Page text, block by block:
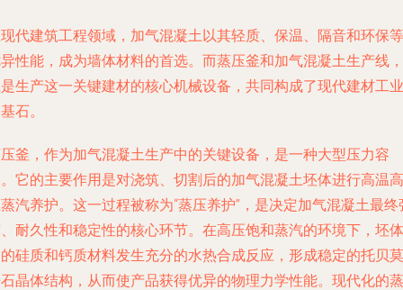
代建筑工程领域，加气混凝土以其轻质、保温、隔音和环保等
性能，成为墙体材料的首选。而蒸压釜和加气混凝土生产线，
生产这一关键建材的核心机械设备，共同构成了现代建材工业
石。
釜，作为加气混凝土生产中的关键设备，是一种大型压力容
它的主要作用是对浇筑、切割后的加气混凝土坯体进行高温高
汽养护。这一过程被称为“蒸压养护”，是决定加气混凝土最终
耐久性和稳定性的核心环节。在高压饱和蒸汽的环境下，坯体
硅质和钙质材料发生充分的水热合成反应，形成稳定的托贝莫
晶体结构，从而使产品获得优异的物理力学性能。现代化的蒸